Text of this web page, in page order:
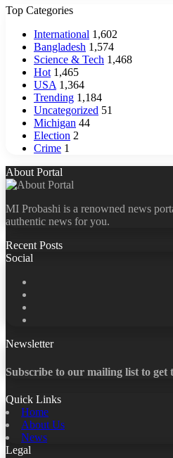
Top Categories
International 1,602
Bangladesh 1,574
Science & Tech 1,468
Hot 1,465
USA 1,364
Trending 1,184
Uncategorized 51
Michigan 44
Election 2
Crime 1
About Portal
MI Probashi is a renowned news
authentic news for you.
Recent Posts
Social
Newsletter
Subscribe to our mailing list to get
Quick Links
Home
About Us
News
Legal